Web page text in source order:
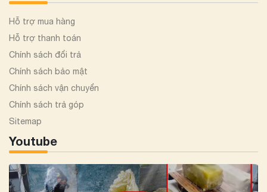
Hỗ trợ mua hàng
Hỗ trợ thanh toán
Chính sách đổi trả
Chính sách bảo mật
Chính sách vận chuyển
Chính sách trả góp
Sitemap
Youtube